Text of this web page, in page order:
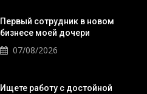
Первый сотрудник в новом
бизнесе моей дочери
07/08/2026
Ищете работу с достойной